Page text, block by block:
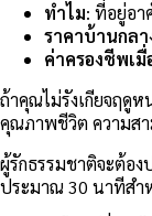
ทำไม: ที่อยู่อา
ราคาบ้านกลา
ค่าครองชีพเมื่
ถ้าคุณไม่รังเกียจฤดู
คุณภาพชีวิต ความสา
ผู้รักธรรมชาติจะต้อ
ประมาณ 30 นาทีสำ